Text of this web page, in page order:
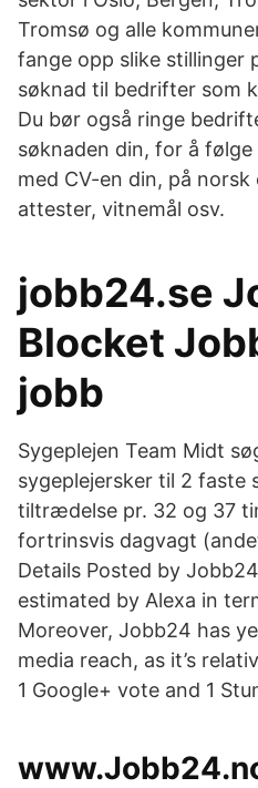
Tromsø og alle
fange opp slike stillinger
søknad til bedrifter som
Du bør også ringe
søknaden din, for å
med CV-en din, på norsk
attester, vitnemål osv.
jobb24.se
Blocket
jobb
Sygeplejen Team Midt
sygeplejersker til 2 faste
tiltrædelse pr. 32 og 37
fortrinsvis dagvagt
Details Posted by
estimated by Alexa in
Moreover, Jobb24 has
media reach, as it’s
1 Google+ vote and 1